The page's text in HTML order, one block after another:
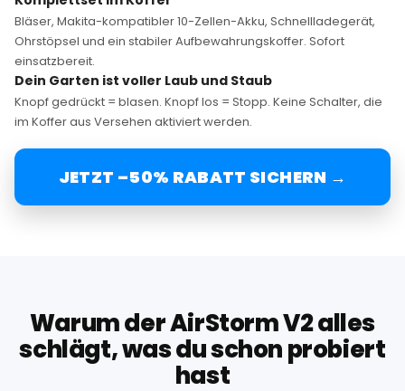
Bläser, Makita-kompatibler 10-Zellen-Akku, Schnellladegerät,
Ohrstöpsel und ein stabiler Aufbewahrungskoffer. Sofort
einsatzbereit.
Dein Garten ist voller Laub und Staub
Knopf gedrückt = blasen. Knopf los = Stopp. Keine Schalter, die
im Koffer aus Versehen aktiviert werden.
JETZT –50% RABATT SICHERN →
Warum der AirStorm V2 alles
schlägt, was du schon probiert
hast